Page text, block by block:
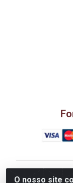
O nosso site
D&A